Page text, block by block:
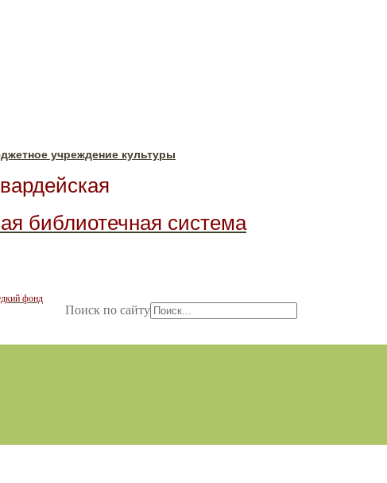
учреждение культуры
библиотечная система
фонд
Поиск по сайту